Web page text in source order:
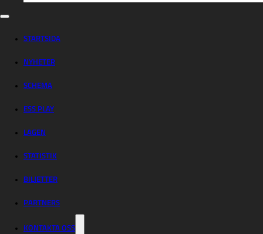
STARTSIDA
NYHETER
SCHEMA
ESS PLAY
LAGEN
STATISTIK
BILJETTER
PARTNERS
KONTAKTA OSS
Smederna –
Lejonen
uppskjuten